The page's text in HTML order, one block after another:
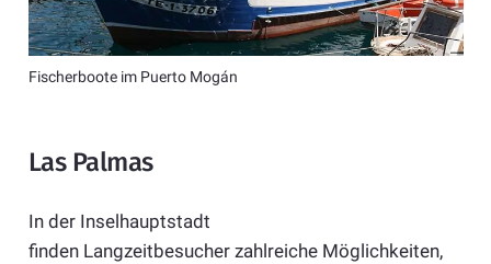
Fischerboote im Puerto Mogán
Las Palmas
In der Inselhauptstadt
finden Langzeitbesucher zahlreiche Möglichkeiten,